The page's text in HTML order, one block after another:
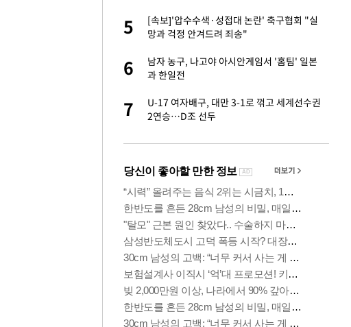
5
[속보]'압수수색·성접대 논란' 축구협회 "실
망과 걱정 안겨드려 죄송"
6
남자 농구, 나고야 아시안게임서 '홈팀' 일본
과 한일전
7
U-17 여자배구, 대만 3-1로 꺾고 세계선수권
2연승…D조 선두